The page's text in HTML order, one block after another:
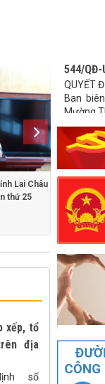
Lai Châu
thứ 25
Khai giảng
trị dành
xếp, tổ
địa
số
QUYẾT
Ban
Mường
lượt xem:
407/QĐ-
QUYẾT
thông tin
lượt
27/NQ-
Nghị
đơn vị
lượt
1670/
Nghị
BAN
Lai
lượt